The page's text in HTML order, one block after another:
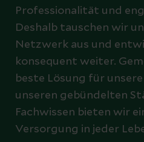
Professionalität und
Deshalb tauschen wir
Netzwerk aus und
konsequent weiter.
beste Lösung für
unseren gebündelten
Fachwissen bieten wir
Versorgung in jeder